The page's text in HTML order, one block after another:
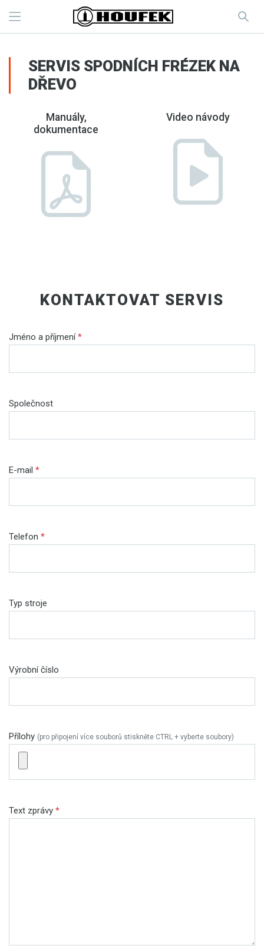
SERVIS SPODNÍCH FRÉZEK NA
DŘEVO
Manuály,
dokumentace
Video návody
KONTAKTOVAT SERVIS
Jméno a příjmení*
Společnost
E-mail *
Telefon *
Typ stroje
Výrobní číslo
Přílohy (pro připojení více souborů stiskněte CTRL + vyberte soubory)
Text zprávy *